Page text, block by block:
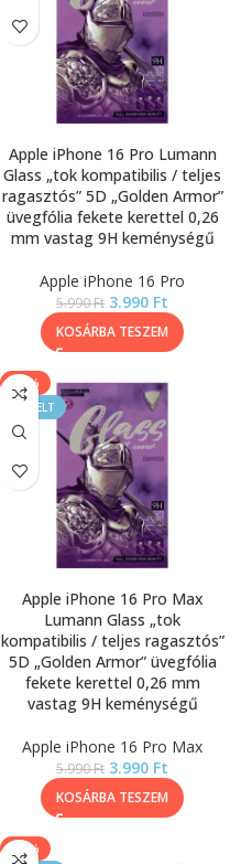
Apple iPhone 16 Pro Lumann
Glass „tok kompatibilis / teljes
ragasztós” 5D „Golden Armor”
üvegfólia fekete kerettel 0,26
mm vastag 9H keménységű
Apple iPhone 16 Pro
5.990Ft 3.990 Ft
KOSÁRBA TESZEM
-33%
KIEMELT
Apple iPhone 16 Pro Max
Lumann Glass „tok
kompatibilis / teljes ragasztós”
5D „Golden Armor” üvegfólia
fekete kerettel 0,26 mm
vastag 9H keménységű
Apple iPhone 16 Pro Max
5.990Ft 3.990 Ft
KOSÁRBA TESZEM
-45%